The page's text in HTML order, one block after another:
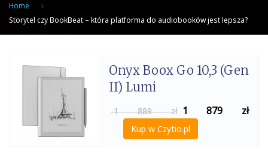
Home
Storytel czy BookBeat – która platforma do audiobooków jest lepsza?
Onyx Boox Go 10,3 (Gen
II) Lumi
1 889 zł 1 879 zł
Kup w Czytio.pl